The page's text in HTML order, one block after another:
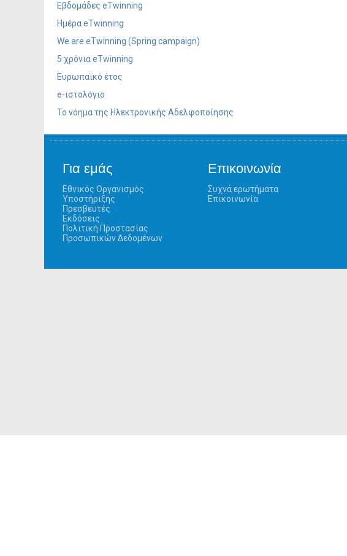
Εβδομάδες eTwinning
Ημέρα eTwinning
We are eTwinning (Spring campaign)
5 χρόνια eTwinning
Ευρωπαϊκό έτος
e-ιστολόγιο
Το νόημα της Ηλεκτρονικής Αδελφοποίησης
Για εμάς
Εθνικός Οργανισμός
Υποστήριξης
Πρεσβευτές
Εκδόσεις
Πολιτική Προστασίας
Προσωπικών Δεδομένων
Επικοινωνία
Συχνά ερωτήματα
Επικοινωνία